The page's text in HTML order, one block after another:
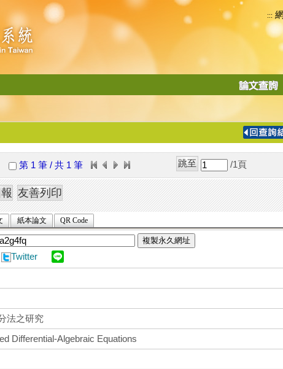
:::
導
第 1 筆 / 共 1 筆 /1 頁
紙本論文 QR Code
複製永久網址
Twitter
法之研究
Differential-Algebraic Equations